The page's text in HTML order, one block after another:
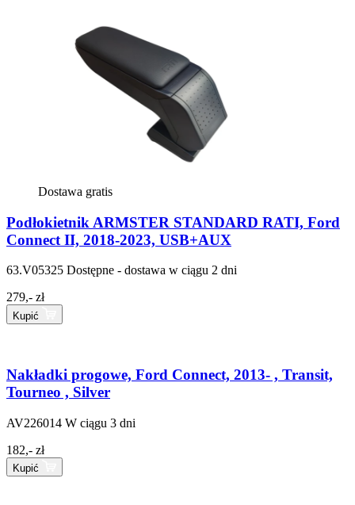
Dostawa gratis
Podłokietnik ARMSTER STANDARD RATI, Ford
Connect II, 2018-2023, USB+AUX
63.V05325 Dostępne - dostawa w ciągu 2 dni
279,- zł
Kupić
Nakładki progowe, Ford Connect, 2013- , Transit,
Tourneo , Silver
AV226014 W ciągu 3 dni
182,- zł
Kupić